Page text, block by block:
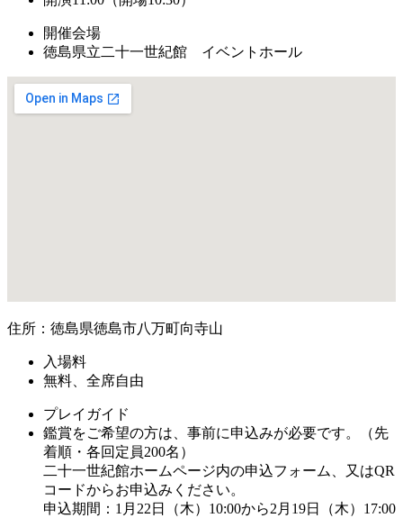
開催会場
徳島県立二十一世紀館 イベントホール
住所：徳島県徳島市八万町向寺山
入場料
無料、全席自由
プレイガイド
鑑賞をご希望の方は、事前に申込みが必要です。（先
着順・各回定員200名）
二十一世紀館ホームページ内の申込フォーム、又はQR
コードからお申込みください。
申込期間：1月22日（木）10:00から2月19日（木）17:00